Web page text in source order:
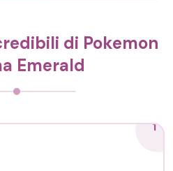
di Pokemon
Emerald
1